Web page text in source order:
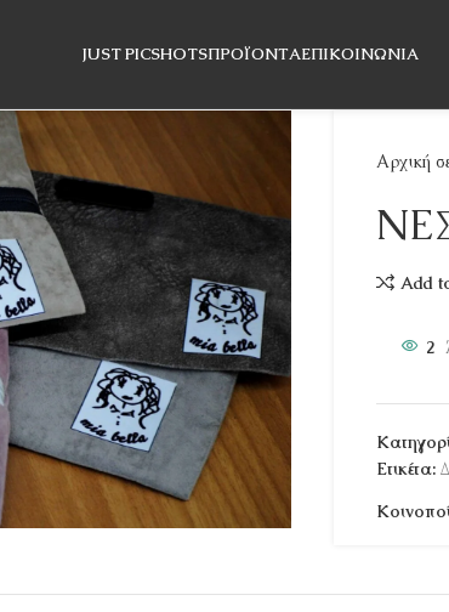
JUST PICSHOTSΠΡΟΪΌΝΤΑΕΠΙΚΟΙΝΩΝΊΑ
Αρχική
Add
2
Ετικέτα: